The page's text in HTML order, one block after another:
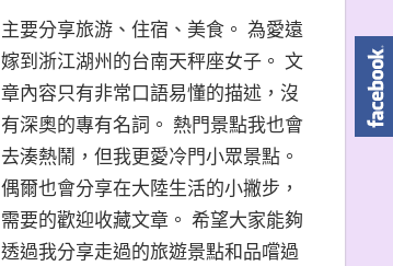
主要分享旅游、住宿、美食。 為愛遠
嫁到浙江湖州的台南天秤座女子。 文
章內容只有非常口語易懂的描述，沒
有深奧的專有名詞。 熱門景點我也會
去湊熱鬧，但我更愛冷門小眾景點。
偶爾也會分享在大陸生活的小撇步，
需要的歡迎收藏文章。 希望大家能夠
透過我分享走過的旅遊景點和品嚐過